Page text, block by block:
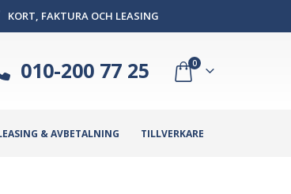
KORT, FAKTURA OCH LEASING
010-200 77 25 0
& AVBETALNING TILLVERKARE